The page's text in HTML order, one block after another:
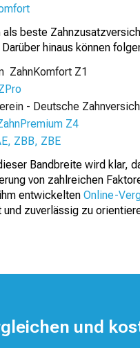
beste
hinaus können
ZahnKomfort Z1
- Deutsche
Z4
ZBB, ZBE
Bandbreite wird klar,
von zahlreichen
entwickelten Online-
zuverlässig zu
und